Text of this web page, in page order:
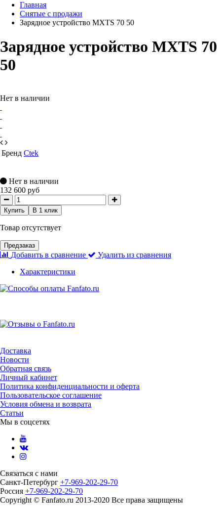
Главная
Снятые с продажи
Зарядное устройство MXTS 70 50
Зарядное устройство MXTS 70
50
Нет в наличии
Бренд Ctek
Нет в наличии
132 600 руб
Купить В 1 клик
Товар отсутствует
Предзаказ
Добавить в сравнение
Удалить из сравнения
Характеристики
Доставка
Новости
Обратная связь
Личный кабинет
Политика конфиденциальности и оферта
Пользовательское соглашение
Условия обмена и возврата
Статьи
Мы в соцсетях
Связаться с нами
Санкт-Петербург +7-969-202-29-70
Россия +7-969-202-29-70
Copyright © Fanfato.ru 2013-2020 Все права защищены